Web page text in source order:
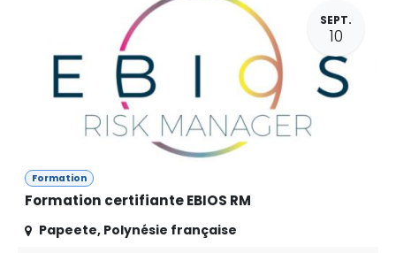
SEPT.
10
Formation
Formation certifiante EBIOS RM
Papeete, Polynésie française